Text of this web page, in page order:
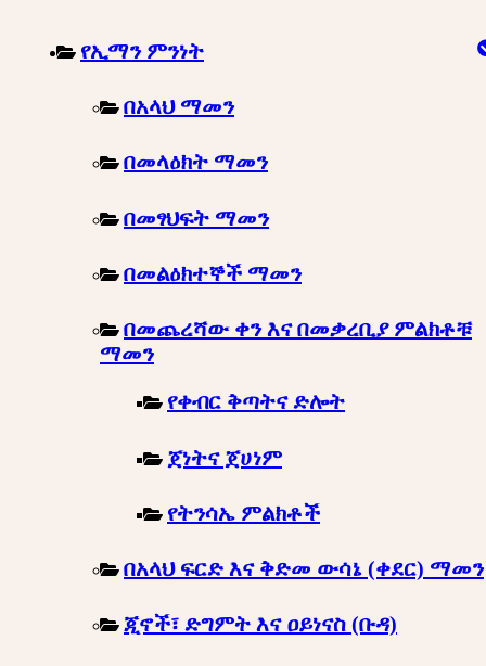
የኢማን ምንነት
በአላህ ማመን
በመላዕክት ማመን
በመፃህፍት ማመን
በመልዕክተኞች ማመን
በመጨረሻው ቀን እና በመቃረቢያ ምልክቶቹ
ማመን
የቀብር ቅጣትና ድሎት
ጀነትና ጀሀነም
የትንሳኤ ምልክቶች
በአላህ ፍርድ እና ቅድመ ውሳኔ (ቀደር) ማመን
ጂኖች፣ ድግምት እና ዐይነናስ (ቡዳ)